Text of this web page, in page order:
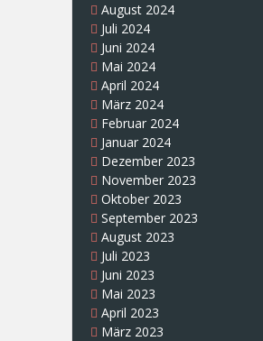
August 2024
Juli 2024
Juni 2024
Mai 2024
April 2024
März 2024
Februar 2024
Januar 2024
Dezember 2023
November 2023
Oktober 2023
September 2023
August 2023
Juli 2023
Juni 2023
Mai 2023
April 2023
März 2023